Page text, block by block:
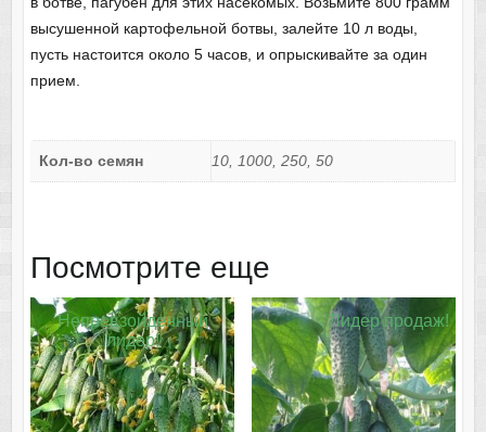
высушенной картофельной ботвы, залейте 10 л воды,
пусть настоится около 5 часов, и опрыскивайте за один
прием.
Кол-во семян 10, 1000, 250, 50
Посмотрите еще
Непревзойденный
лидер!
Лидер продаж!